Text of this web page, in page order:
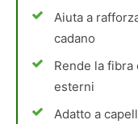
Aiuta a
cadano
Rende la
esterni
Adatto a